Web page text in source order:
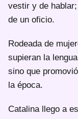
vestir y de
de un oficio.
Rodeada de
supieran la
sino que
la época.
Catalina llego a